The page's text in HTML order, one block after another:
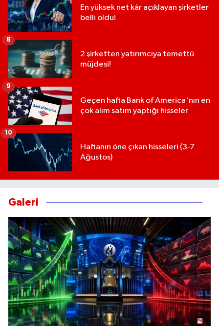
En yüksek net kâr açıklayan şirketler
belli oldu!
2 şirketten yatırımcıya temettü
müjdesi!
8
Geçen hafta Bank of America'nın en
çok alım satım yaptığı hisseler
9
Haftanın öne çıkan hisseleri (3-7
Ağustos)
10
Galeri